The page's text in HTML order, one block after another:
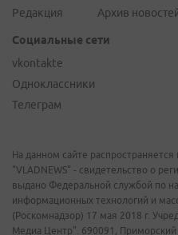
Редакция
Архив
Социальные сети
vkontakte
Одноклассники
Телеграм
На данном сайте
"VLADNEWS" - свидетельство о
выдано Федеральной службой по
информационных технологий и
(Роскомнадзор) 17 мая 2018 г.
Медиа Центр". 690091, Приморский